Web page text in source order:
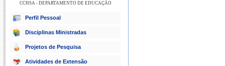
CCHSA - DEPARTAMENTO DE EDUCAÇÃO
Perfil Pessoal
Disciplinas Ministradas
Projetos de Pesquisa
Atividades de Extensão